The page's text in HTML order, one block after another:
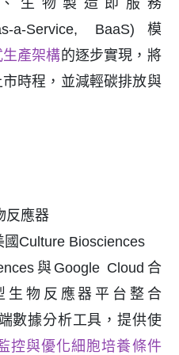
as-a-Service, BaaS)模
產架構的逐步實現，將
時程，並減輕碳排放與
反應器
國Culture Biosciences
與Google Cloud合
生物反應器平台整合
數據分析工具，提供使
控與優化細胞培養條件